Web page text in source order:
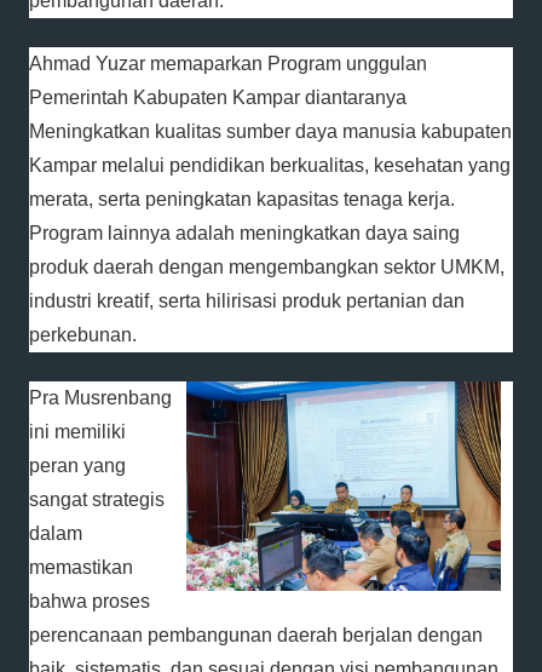
Ahmad Yuzar memaparkan Program unggulan
Pemerintah Kabupaten Kampar diantaranya
Meningkatkan kualitas sumber daya manusia kabupaten
Kampar melalui pendidikan berkualitas, kesehatan yang
merata, serta peningkatan kapasitas tenaga kerja.
Program lainnya adalah meningkatkan daya saing
produk daerah dengan mengembangkan sektor UMKM,
industri kreatif, serta hilirisasi produk pertanian dan
perkebunan.
Pra Musrenbang
ini memiliki
peran yang
sangat strategis
dalam
memastikan
bahwa proses
perencanaan pembangunan daerah berjalan dengan